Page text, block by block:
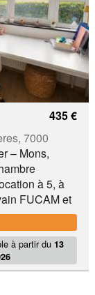
7000
– Mons,
à 5, à
FUCAM et
d’un
FUCAM,
de
bus à
de la gare
à partir du13
435 €